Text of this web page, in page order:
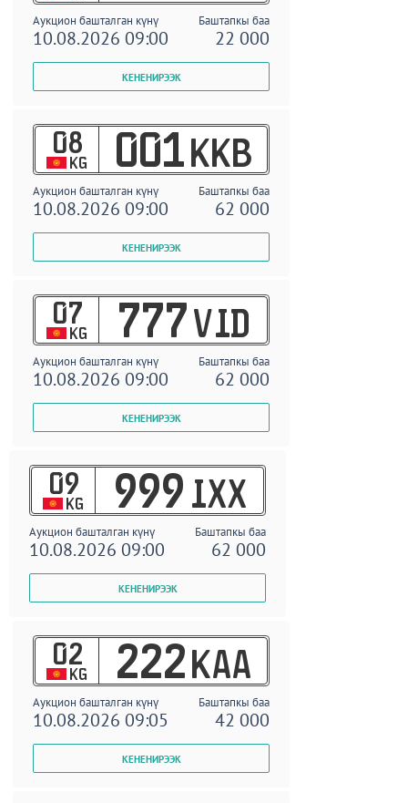
Аукцион башталган күнү Баштапкы баа
10.08.2026 09:00 22 000
08
KG 001 KKB
Аукцион башталган күнү Баштапкы баа
10.08.2026 09:00 62 000
07
KG 777 VID
Аукцион башталган күнү Баштапкы баа
10.08.2026 09:00 62 000
09
KG 999 IXX
Аукцион башталган күнү Баштапкы баа
10.08.2026 09:00 62 000
02
KG 222 KAA
Аукцион башталган күнү Баштапкы баа
10.08.2026 09:05 42 000